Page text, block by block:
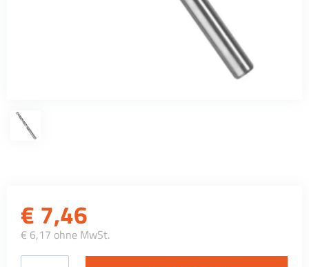
€ 7,46
€ 6,17 ohne MwSt.